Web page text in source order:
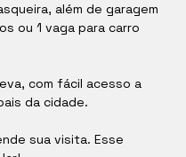
além de garagem
ou 1 vaga para carro
com fácil acesso a
da cidade.
sua visita. Esse